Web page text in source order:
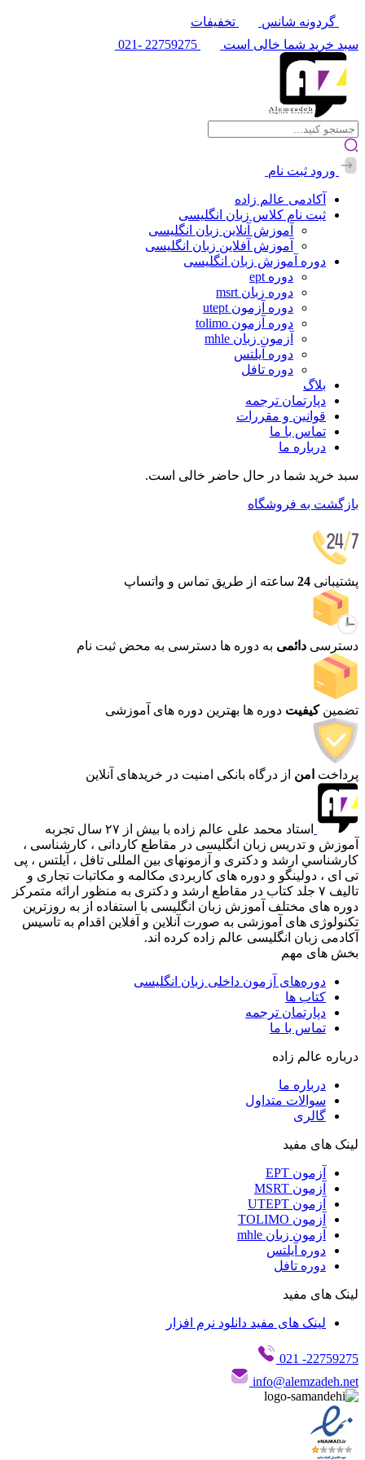
گردونه شانس
تخفیفات
سبد خرید شما خالی است
22759275
-021
ورود ثبت نام
آکادمی عالم زاده
ثبت نام کلاس زبان انگلیسی
آموزش آنلاین زبان انگلیسی
آموزش آفلاین زبان انگلیسی
دوره آموزش زبان انگلیسی
دوره ept
دوره زبان msrt
دوره آزمون utept
دوره آزمون tolimo
آزمون زبان mhle
دوره آیلتس
دوره تافل
بلاگ
دپارتمان ترجمه
قوانین و مقررات
تماس با ما
درباره ما
سبد خرید شما در حال حاضر خالی است.
بازگشت به فروشگاه
پشتیبانی ساعته از طریق تماس و واتساپ
دسترسی دائمی به دوره ها دسترسی به محض ثبت نام
تضمین کیفیت دوره ها بهترین دوره های آموزشی
پرداخت امن از درگاه بانکی امنیت در خریدهای آنلاین
استاد محمد علی عالم زاده با بيش از ٢٧ سال تجربه
آموزش و تدریس زبان انگلیسی در مقاطع كاردانی ، كارشناسی ،
كارشناسي ارشد و دكتری و آزمونهای بین المللی تافل ، آيلتس ، پی
تی ای ، دولینگو و دوره های كاربردی مكالمه و مكاتبات تجاری و
تاليف ٧ جلد كتاب در مقاطع ارشد و دكتری به منظور ارائه متمركز
دوره های مختلف آموزش زبان انگليسی با استفاده از به روزترين
تكنولوژی های آموزشی به صورت آنلاین و آفلاین اقدام به تاسیس
آکادمی زبان انگلیسی عالم زاده كرده اند.
بخش های مهم
دوره‌های آزمون داخلی زبان انگلیسی
کتاب ها
دپارتمان ترجمه
تماس با ما
درباره عالم زاده
درباره ما
سوالات متداول
گالری
لینک های مفید
آزمون EPT
آزمون MSRT
آزمون UTEPT
آزمون TOLIMO
آزمون زبان mhle
دوره آیلتس
دوره تافل
لینک های مفید
لینک های مفید دانلود نرم افزار
22759275
- 021
info@alemzadeh.net